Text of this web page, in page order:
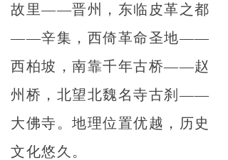
故里——晋州，东临皮革之都
——辛集，西倚革命圣地——
西柏坡，南靠千年古桥——赵
州桥，北望北魏名寺古刹——
大佛寺。地理位置优越，历史
文化悠久。